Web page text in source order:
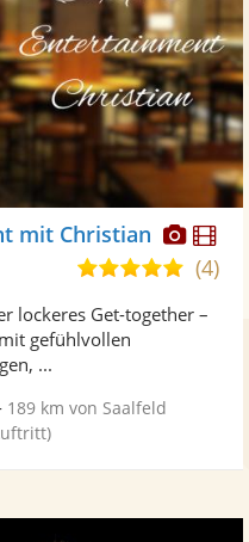
Fotos
mit Christian
5,0
5
(4)
lockeres Get-together –
gefühlvollen
...
189 km von Saalfeld